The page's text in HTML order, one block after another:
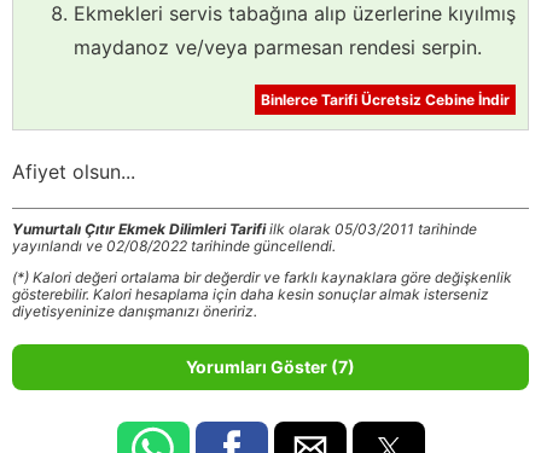
Ekmekleri servis tabağına alıp üzerlerine kıyılmış
maydanoz ve/veya parmesan rendesi serpin.
Binlerce Tarifi Ücretsiz Cebine İndir
Afiyet olsun...
Yumurtalı Çıtır Ekmek Dilimleri Tarifiilk olarak 05/03/2011 tarihinde
yayınlandı ve 02/08/2022 tarihinde güncellendi.
(*) Kalori değeri ortalama bir değerdir ve farklı kaynaklara göre değişkenlik
gösterebilir. Kalori hesaplama için daha kesin sonuçlar almak isterseniz
diyetisyeninize danışmanızı öneririz.
Yorumları Göster (7)